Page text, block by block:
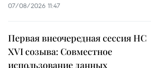
07/08/2026 11:47
Первая внеочередная сессия НС
XVI созыва: Совместное
использование данных